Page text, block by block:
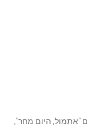
"אתמול, היום מחר",